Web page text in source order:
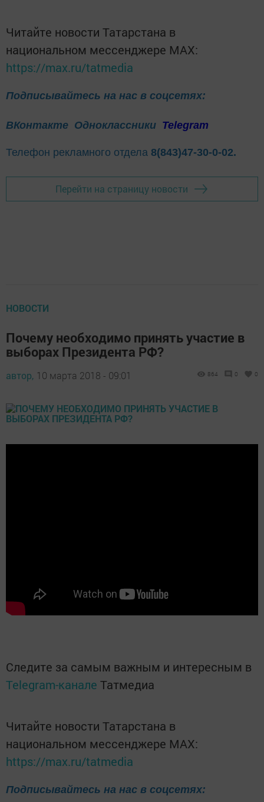
Читайте новости Татарстана в
национальном мессенджере MАХ:
https://max.ru/tatmedia
Подписывайтесь на нас в соцсетях:
ВКонтакте Одноклассники Telegram
Телефон рекламного отдела 8(843)47-30-0-02.
Перейти на страницу новости
НОВОСТИ
Почему необходимо принять участие в
выборах Президента РФ?
автор, 10 марта 2018 - 09:01 864 0 0
Следите за самым важным и интересным в
Telegram-канале Татмедиа
Читайте новости Татарстана в
национальном мессенджере MАХ:
https://max.ru/tatmedia
Подписывайтесь на нас в соцсетях: